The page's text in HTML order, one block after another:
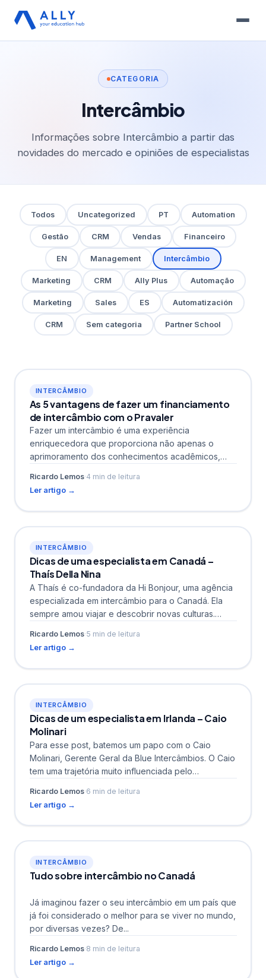
CATEGORIA
Intercâmbio
Informações sobre Intercâmbio a partir das
novidades do mercado e opiniões de especialistas
Todos Uncategorized PT Automation
Gestão CRM Vendas Financeiro
EN Management Intercâmbio
Marketing CRM Ally Plus Automação
Marketing Sales ES Automatización
CRM Sem categoria Partner School
INTERCÂMBIO
As 5 vantagens de fazer um financiamento
de intercâmbio com o Pravaler
Fazer um intercâmbio é uma experiência
enriquecedora que proporciona não apenas o
aprimoramento dos conhecimentos acadêmicos,
Ricardo Lemos·4 min de leitura
Ler artigo →
INTERCÂMBIO
Dicas de uma especialista em Canadá –
Thaís Della Nina
A Thaís é co-fundadora da Hi Bonjour, uma agência
especializada em intercâmbio para o Canadá. Ela
sempre amou viajar e descobrir novas culturas.
Ricardo Lemos·5 min de leitura
Ler artigo →
INTERCÂMBIO
Dicas de um especialista em Irlanda – Caio
Molinari
Para esse post, batemos um papo com o Caio
Molinari, Gerente Geral da Blue Intercâmbios. O Caio
tem uma trajetória muito influenciada pelo
Ricardo Lemos·6 min de leitura
Ler artigo →
INTERCÂMBIO
Tudo sobre intercâmbio no Canadá
Já imaginou fazer o seu intercâmbio em um país que
já foi considerado o melhor para se viver no mundo,
por diversas vezes? De...
Ricardo Lemos·8 min de leitura
Ler artigo →